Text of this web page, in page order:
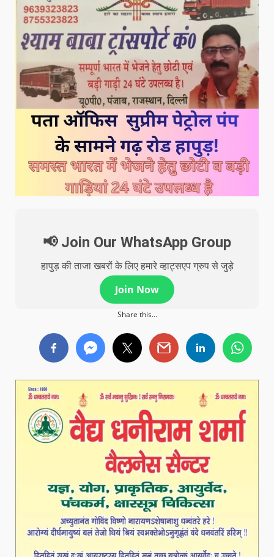
📢 Join Our WhatsApp Group
हापुड़ की ताजा खबरों के लिए हमारे व्हाट्सएप ग्रुप से जुड़े
Join Now
Share this...